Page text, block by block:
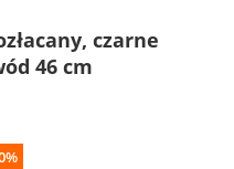
czarne
46 cm